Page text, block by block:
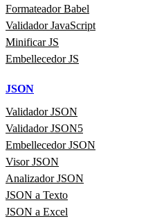
Formateador Babel
Validador JavaScript
Minificar JS
Embellecedor JS
JSON
Validador JSON
Validador JSON5
Embellecedor JSON
Visor JSON
Analizador JSON
JSON a Texto
JSON a Excel